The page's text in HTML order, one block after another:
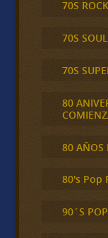
70S
70S
70S
80
80 AÑOS
80's Pop
90´S